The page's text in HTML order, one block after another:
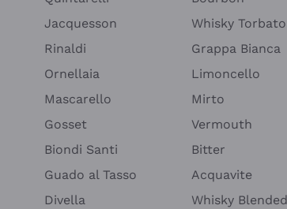
Jacquesson
Rinaldi
Ornellaia
Mascarello
Gosset
Biondi Santi
Guado al Tasso
Divella
Whisky Torbato
Grappa Bianca
Limoncello
Mirto
Vermouth
Bitter
Acquavite
Whisky Blended